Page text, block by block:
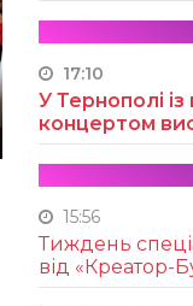
17:10
У Тернополі
концертом
15:56
Тиждень
від «Креатор-